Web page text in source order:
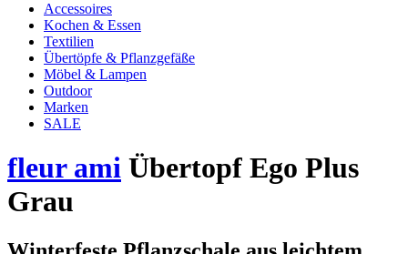
Accessoires
Kochen & Essen
Textilien
Übertöpfe & Pflanzgefäße
Möbel & Lampen
Outdoor
Marken
SALE
fleur ami Übertopf Ego Plus
Grau